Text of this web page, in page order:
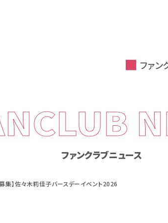
ファン
ファンクラブニュース
集】佐々木莉佳子バースデーイベント2026